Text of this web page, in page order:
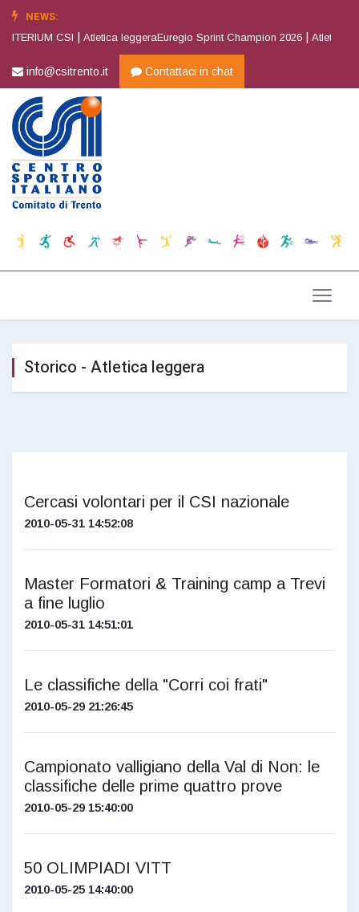
NEWS:
CSI |Atletica leggeraEuregio Sprint Champion 2026 |Atletica
info@csitrento.it Contattaci in chat
Storico - Atletica leggera
Cercasi volontari per il CSI nazionale
2010-05-31 14:52:08
Master Formatori & Training camp a Trevi
a fine luglio
2010-05-31 14:51:01
Le classifiche della "Corri coi frati"
2010-05-29 21:26:45
Campionato valligiano della Val di Non: le
classifiche delle prime quattro prove
2010-05-29 15:40:00
50 OLIMPIADI VITT
2010-05-25 14:40:00